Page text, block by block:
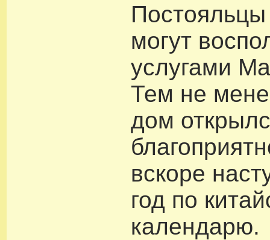
могут
услугами
Тем не
дом
вскоре
год по
календарю.